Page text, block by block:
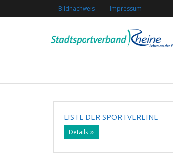
Bildnachweis Impressum
LISTE DER SPORTVEREINE
Details